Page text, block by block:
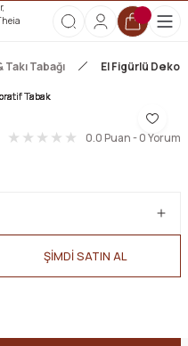
Kargo Ücretsiz!
özel %10 indirim
Tabağı El Figürlü
0.0 Puan - 0 Yorum
ŞİMDİ SATIN AL